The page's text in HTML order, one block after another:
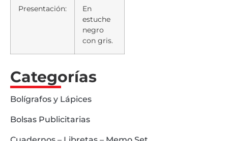
Presentación:
En
estuche
negro
con gris.
Categorías
Bolígrafos y Lápices
Bolsas Publicitarias